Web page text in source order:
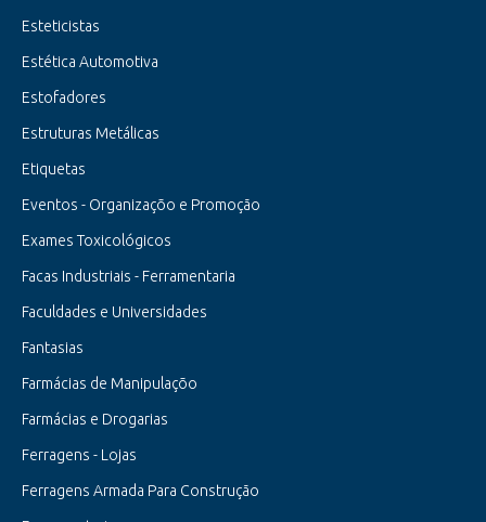
Esteticistas
Estética Automotiva
Estofadores
Estruturas Metálicas
Etiquetas
Eventos - Organizaçõo e Promoção
Exames Toxicológicos
Facas Industriais - Ferramentaria
Faculdades e Universidades
Fantasias
Farmácias de Manipulaçõo
Farmácias e Drogarias
Ferragens - Lojas
Ferragens Armada Para Construção